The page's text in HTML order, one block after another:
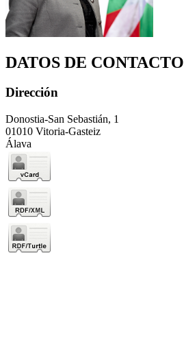
DATOS DE CONTACTO
Dirección
Donostia-San Sebastián, 1
01010 Vitoria-Gasteiz
Álava